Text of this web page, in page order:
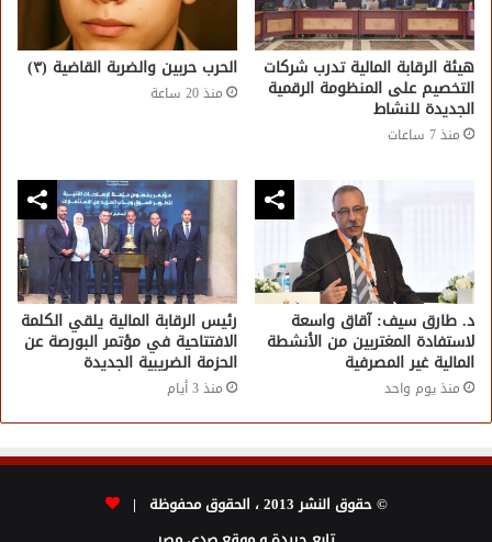
هيئة الرقابة المالية تدرب شركات
التخصيم على المنظومة الرقمية
الجديدة للنشاط
منذ 7 ساعات
الحرب حربين والضربة القاضية (٣)
منذ 20 ساعة
د. طارق سيف: آقاق واسعة
لاستفادة المغتربين من الأنشطة
المالية غير المصرفية
منذ يوم واحد
رئيس الرقابة المالية يلقي الكلمة
الافتتاحية في مؤتمر البورصة عن
الحزمة الضريبية الجديدة
منذ 3 أيام
© حقوق النشر 2013 ، الحقوق محفوظة |